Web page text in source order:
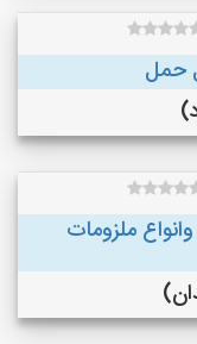
حمل
۵۰وات و۳۰وات وانواع ملزومات